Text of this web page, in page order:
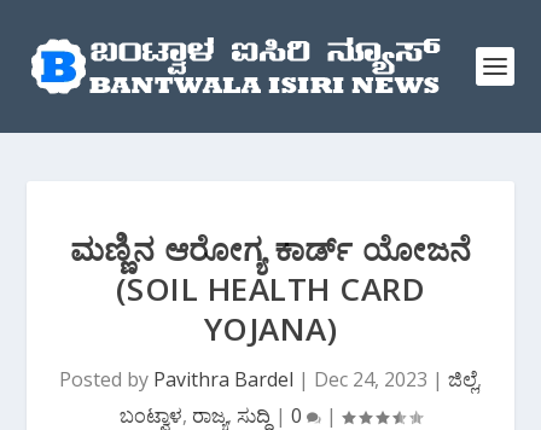
ಮಣ್ಣಿನ ಆರೋಗ್ಯ ಕಾರ್ಡ್ ಯೋಜನೆ
(SOIL HEALTH CARD
YOJANA)
Posted by Pavithra Bardel | Dec 24, 2023 | ಜಿಲ್ಲೆ,
ಬಂಟ್ವಾಳ, ರಾಜ್ಯ, ಸುದ್ದಿ | 0 |